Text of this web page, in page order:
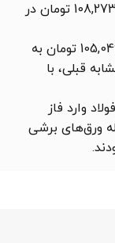
عرض 1250 در ماه گذشته بین 101,818 تا 108,273 تومان در
میانگین قیمت این ورق در ماه گذشته 105,046 تومان به
قبلی، با
وارد فاز
ورق‌های برشی